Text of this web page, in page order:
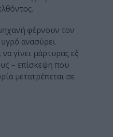
φέρνουν τον
ανασύρει
γίνει μάρτυρας εξ
– επίσκεψη που
μετατρέπεται σε